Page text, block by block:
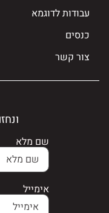
עבודות לדוגמא
כנסים
צור קשר
שם מלא
אימייל